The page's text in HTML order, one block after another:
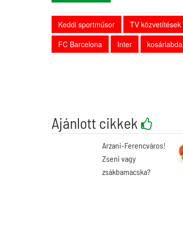
Keddi sportműsor TV közvetítések
FC Barcelona
Inter kosárlabda
Ajánlott cikkek
Arzani-Ferencváros!
Zseni vagy
zsákbamacska?